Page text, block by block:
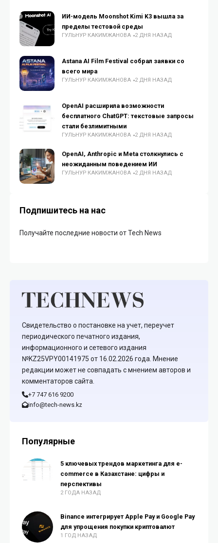
ИИ-модель Moonshot Kimi K3 вышла за
пределы тестовой среды
ГУЛЬНУР КАКИМЖАНОВА 2 ДНЯ НАЗАД
Astana AI Film Festival собрал заявки со
всего мира
ГУЛЬНУР КАКИМЖАНОВА 2 ДНЯ НАЗАД
OpenAI расширила возможности
бесплатного ChatGPT: текстовые запросы
стали безлимитными
ГУЛЬНУР КАКИМЖАНОВА 2 ДНЯ НАЗАД
OpenAI, Anthropic и Meta столкнулись с
неожиданным поведением ИИ
ГУЛЬНУР КАКИМЖАНОВА 2 ДНЯ НАЗАД
Подпишитесь на нас
Получайте последние новости от Tech News
Свидетельство о постановке на учет, переучет
периодического печатного издания,
информационного и сетевого издания
№KZ25VPY00141975 от 16.02.2026 года. Мнение
редакции может не совпадать с мнением авторов и
комментаторов сайта.
+7 747 616 9200
info@tech-news.kz
Популярные
5 ключевых трендов маркетинга для e-
commerce в Казахстане: цифры и
перспективы
2 ГОДА НАЗАД
Binance интегрирует Apple Pay и Google Pay
для упрощения покупки криптовалют
1 ГОД НАЗАД